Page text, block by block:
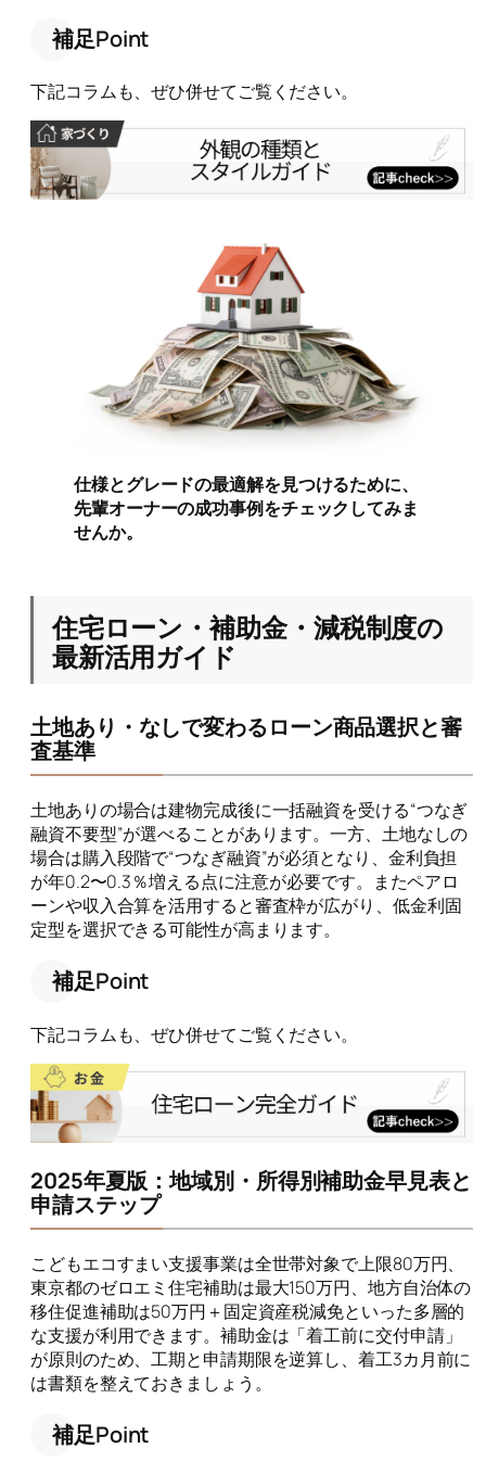
補足Point
下記コラムも、ぜひ併せてご覧ください。
仕様とグレードの最適解を見つけるために、
先輩オーナーの成功事例をチェックしてみま
せんか。
住宅ローン・補助金・減税制度の
最新活用ガイド
土地あり・なしで変わるローン商品選択と審
査基準
土地ありの場合は建物完成後に一括融資を受ける“つなぎ
融資不要型”が選べることがあります。一方、土地なしの
場合は購入段階で“つなぎ融資”が必須となり、金利負担
が年0.2〜0.3％増える点に注意が必要です。またペアロ
ーンや収入合算を活用すると審査枠が広がり、低金利固
定型を選択できる可能性が高まります。
補足Point
下記コラムも、ぜひ併せてご覧ください。
2025年夏版：地域別・所得別補助金早見表と
申請ステップ
こどもエコすまい支援事業は全世帯対象で上限80万円、
東京都のゼロエミ住宅補助は最大150万円、地方自治体の
移住促進補助は50万円＋固定資産税減免といった多層的
な支援が利用できます。補助金は「着工前に交付申請」
が原則のため、工期と申請期限を逆算し、着工3カ月前に
は書類を整えておきましょう。
補足Point